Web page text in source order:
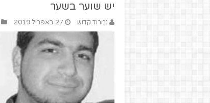
יש שוער בשער
נמרוד קדוש 27 באפריל 2019